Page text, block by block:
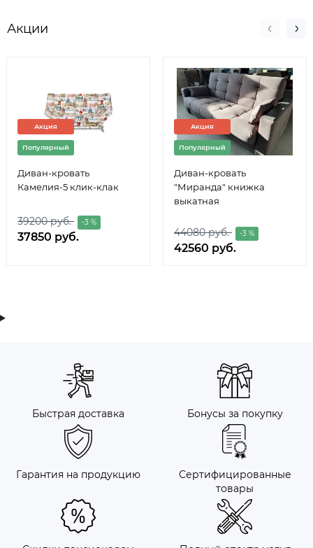
Акции
Акция
Популярный
Диван-кровать
Камелия-5 клик-клак
39200 руб. -3 %
37850 руб.
Акция
Популярный
Диван-кровать
"Миранда" книжка
выкатная
44080 руб. -3 %
42560 руб.
Быстрая доставка Бонусы за покупку
Гарантия на продукцию
Сертифицированные
товары